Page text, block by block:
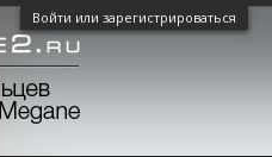
Войти или зарегистрироваться